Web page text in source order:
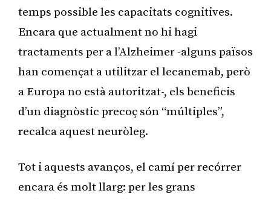
temps possible les capacitats cognitives.
Encara que actualment no hi hagi
tractaments per a l’Alzheimer -alguns països
han començat a utilitzar el lecanemab, però
a Europa no està autoritzat-, els beneficis
d’un diagnòstic precoç són “múltiples”,
recalca aquest neuròleg.
Tot i aquests avanços, el camí per recórrer
encara és molt llarg: per les grans